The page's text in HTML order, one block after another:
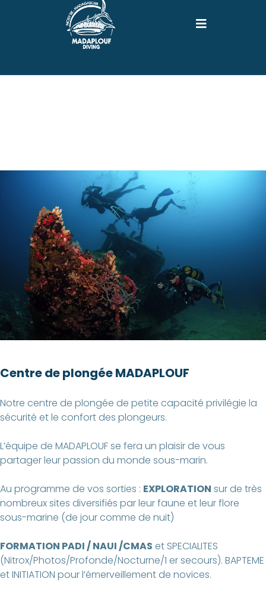
Centre de plongée MADAPLOUF
Notre centre de plongée de petite capacité privilégie la
sécurité et le confort des plongeurs.
L’équipe de MADAPLOUF se fera un plaisir de vous
partager leur passion du monde sous-marin.
Au programme de vos sorties : EXPLORATION sur de très
nombreux sites diversifiés par leur faune et leur flore
sous-marine (de jour comme de nuit)
FORMATION PADI / NAUI /CMAS et SPECIALITES
(Nitrox/Photos/Profonde/Nocturne/1 er secours). BAPTEME
et INITIATION pour l’émerveillement de novices.